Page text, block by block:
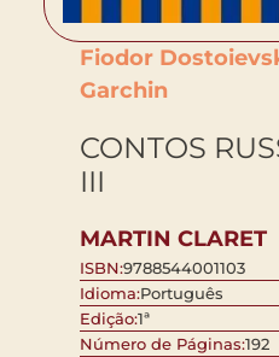
Fiodor
Garchin
CONTOS
III
MARTIN CLARET
ISBN:9788544001103
Idioma:Português
Edição:1ª
Número de Páginas:192